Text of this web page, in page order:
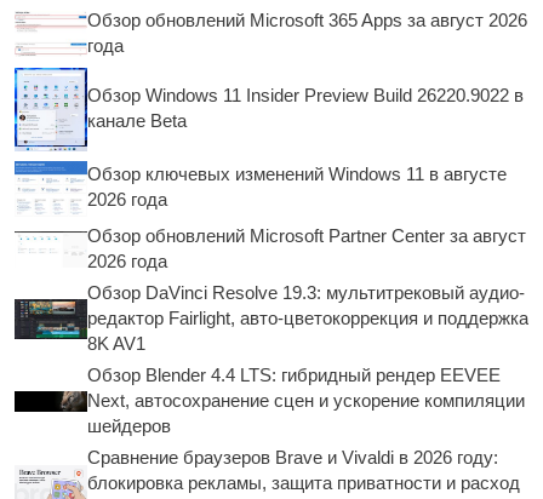
Обзор обновлений Microsoft 365 Apps за август 2026
года
Обзор Windows 11 Insider Preview Build 26220.9022 в
канале Beta
Обзор ключевых изменений Windows 11 в августе
2026 года
Обзор обновлений Microsoft Partner Center за август
2026 года
Обзор DaVinci Resolve 19.3: мультитрековый аудио-
редактор Fairlight, авто-цветокоррекция и поддержка
8K AV1
Обзор Blender 4.4 LTS: гибридный рендер EEVEE
Next, автосохранение сцен и ускорение компиляции
шейдеров
Сравнение браузеров Brave и Vivaldi в 2026 году:
блокировка рекламы, защита приватности и расход